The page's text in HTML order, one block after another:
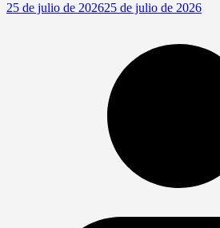
25 de julio de 202625 de julio de 2026